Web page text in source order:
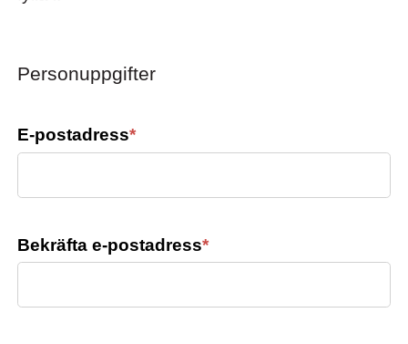
Personuppgifter
E-postadress*
Bekräfta e-postadress*